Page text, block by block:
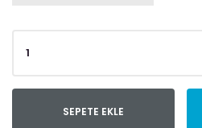
SEPETE EKLE